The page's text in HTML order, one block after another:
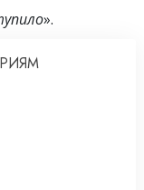
».